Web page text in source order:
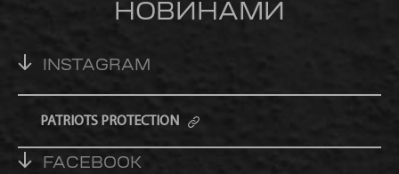
НОВИНАМИ
INSTAGRAM
PATRIOTS PROTECTION
FACEBOOK